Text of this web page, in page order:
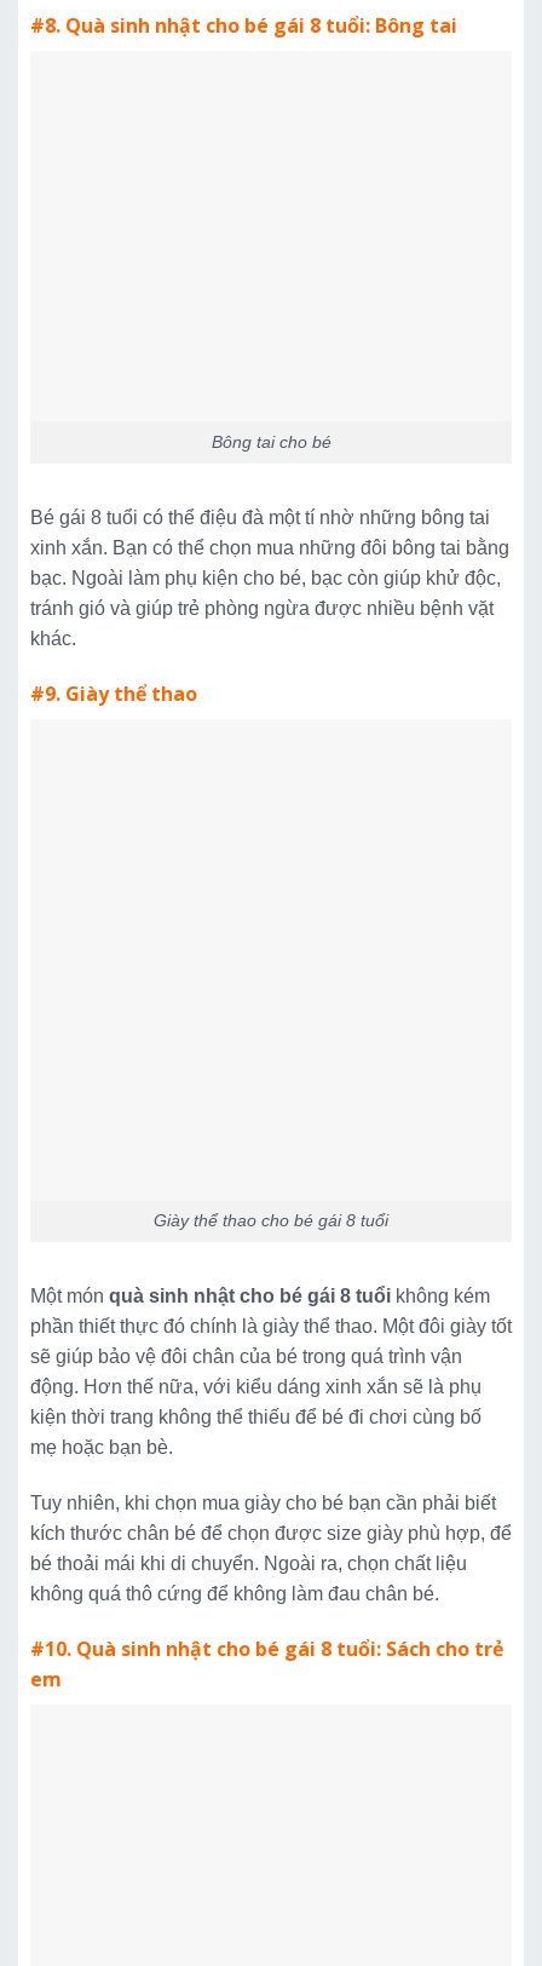
#8. Quà sinh nhật cho bé gái 8 tuổi: Bông tai
Bông tai cho bé
Bé gái 8 tuổi có thể điệu đà một tí nhờ những bông tai
xinh xắn. Bạn có thể chọn mua những đôi bông tai bằng
bạc. Ngoài làm phụ kiện cho bé, bạc còn giúp khử độc,
tránh gió và giúp trẻ phòng ngừa được nhiều bệnh vặt
khác.
#9. Giày thể thao
Giày thể thao cho bé gái 8 tuổi
Một món quà sinh nhật cho bé gái 8 tuổi không kém
phần thiết thực đó chính là giày thể thao. Một đôi giày tốt
sẽ giúp bảo vệ đôi chân của bé trong quá trình vận
động. Hơn thế nữa, với kiểu dáng xinh xắn sẽ là phụ
kiện thời trang không thể thiếu để bé đi chơi cùng bố
mẹ hoặc bạn bè.
Tuy nhiên, khi chọn mua giày cho bé bạn cần phải biết
kích thước chân bé để chọn được size giày phù hợp, để
bé thoải mái khi di chuyển. Ngoài ra, chọn chất liệu
không quá thô cứng để không làm đau chân bé.
#10. Quà sinh nhật cho bé gái 8 tuổi: Sách cho trẻ
em